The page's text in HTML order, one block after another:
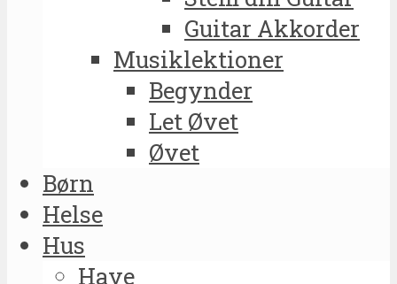
Guitar Akkorder
Musiklektioner
Begynder
Let Øvet
Øvet
Børn
Helse
Hus
Have